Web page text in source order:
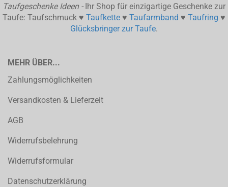
Taufgeschenke Ideen - Ihr Shop für einzigartige Geschenke zur
Taufe: Taufschmuck ♥ Taufkette ♥ Taufarmband ♥ Taufring ♥
Glücksbringer zur Taufe.
MEHR ÜBER...
Zahlungsmöglichkeiten
Versandkosten & Lieferzeit
AGB
Widerrufsbelehrung
Widerrufsformular
Datenschutzerklärung